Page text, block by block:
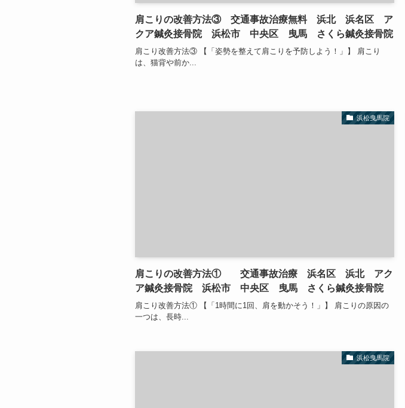
肩こりの改善方法③ 交通事故治療無料 浜北 浜名区 ア
クア鍼灸接骨院 浜松市 中央区 曳馬 さくら鍼灸接骨院
肩こり改善方法③ 【「姿勢を整えて肩こりを予防しよう！」】 肩こり
は、猫背や前か...
浜松曳馬院
肩こりの改善方法① 交通事故治療 浜名区 浜北 アク
ア鍼灸接骨院 浜松市 中央区 曳馬 さくら鍼灸接骨院
肩こり改善方法① 【「1時間に1回、肩を動かそう！」】 肩こりの原因の
一つは、長時...
浜松曳馬院